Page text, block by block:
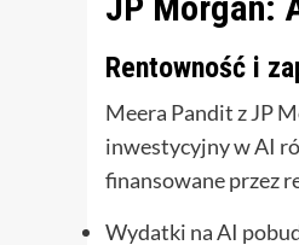
Rentowność i
Meera Pandit z JP
inwestycyjny w AI
finansowane przez
Wydatki na AI